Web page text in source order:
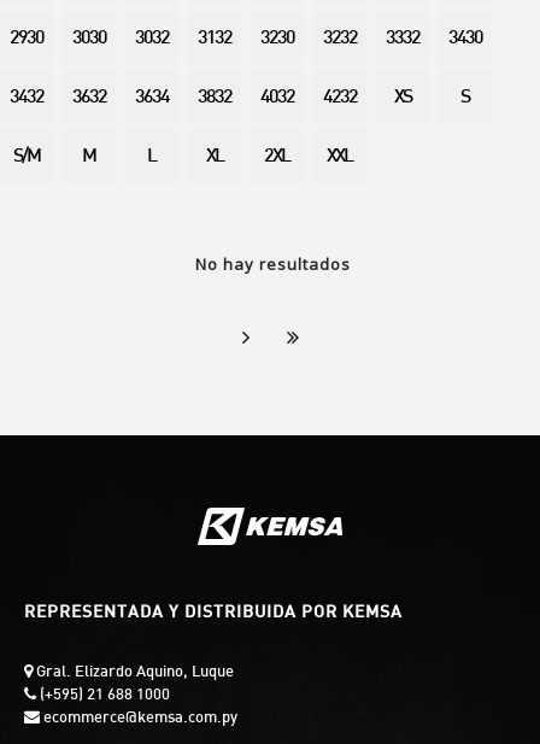
No hay resultados
2930 3030 3032 3132 3230 3232 3332 3430
3432 3632 3634 3832 4032 4232 XS S
S/M M L XL 2XL XXL
REPRESENTADA Y DISTRIBUIDA POR KEMSA
Gral. Elizardo Aquino, Luque
(+595) 21 688 1000
ecommerce@kemsa.com.py